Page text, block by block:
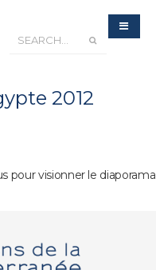
2012
pour visionner le diaporama